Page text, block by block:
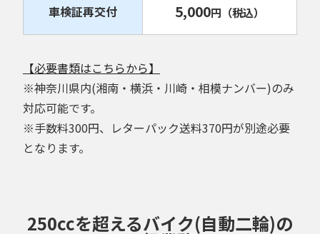
車検証再交付 5,000円 （税込）
【必要書類はこちらから】
※神奈川県内(湘南・横浜・川崎・相模ナンバー)のみ
対応可能です。
※手数料300円、レターパック送料370円が別途必要
となります。
250ccを超えるバイク(自動二輪)の